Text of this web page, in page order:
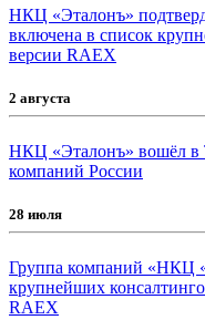
НКЦ «Эталонъ»
включена в список
версии RAEX
2 августа
НКЦ «Эталонъ» вошёл в
компаний России
28 июля
Группа компаний «НКЦ
крупнейших
RAEX